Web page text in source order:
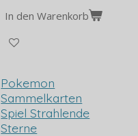
In den Warenkorb
Pokemon
Sammelkarten
Spiel Strahlende
Sterne